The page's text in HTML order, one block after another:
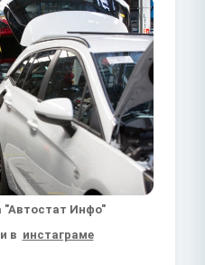
Инфо"
в инстаграме